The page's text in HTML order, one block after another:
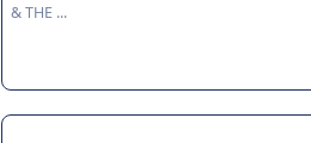
& THE ...